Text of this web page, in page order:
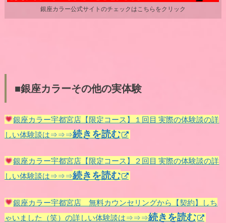
銀座カラー公式サイトのチェックはこちらをクリック
■銀座カラーその他の実体験
銀座カラー宇都宮店【限定コース】１回目 実際の体験談の詳
しい体験談は⇒⇒⇒続きを読む
銀座カラー宇都宮店【限定コース】２回目 実際の体験談の詳
しい体験談は⇒⇒⇒続きを読む
銀座カラー宇都宮店 無料カウンセリングから【契約】しち
ゃいました（笑）の詳しい体験談は⇒⇒⇒続きを読む